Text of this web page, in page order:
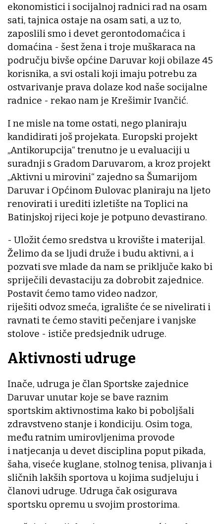
ekonomistici i socijalnoj radnici rad na osam
sati, tajnica ostaje na osam sati, a uz to,
zaposlili smo i devet gerontodomaćica i
domaćina - šest žena i troje muškaraca na
području bivše općine Daruvar koji obilaze 45
korisnika, a svi ostali koji imaju potrebu za
ostvarivanje prava dolaze kod naše socijalne
radnice - rekao nam je Krešimir Ivančić.
I ne misle na tome ostati, nego planiraju
kandidirati još projekata. Europski projekt
„Antikorupcija“ trenutno je u evaluaciji u
suradnji s Gradom Daruvarom, a kroz projekt
„Aktivni u mirovini“ zajedno sa Šumarijom
Daruvar i Općinom Đulovac planiraju na ljeto
renovirati i urediti izletište na Toplici na
Batinjskoj rijeci koje je potpuno devastirano.
- Uložit ćemo sredstva u krovište i materijal.
Želimo da se ljudi druže i budu aktivni, a i
pozvati sve mlade da nam se priključe kako bi
spriječili devastaciju za dobrobit zajednice.
Postavit ćemo tamo video nadzor,
riješiti odvoz smeća, igralište će se nivelirati i
ravnati te ćemo staviti pečenjare i vanjske
stolove - ističe predsjednik udruge.
Aktivnosti udruge
Inače, udruga je član Sportske zajednice
Daruvar unutar koje se bave raznim
sportskim aktivnostima kako bi poboljšali
zdravstveno stanje i kondiciju. Osim toga,
među ratnim umirovljenima provode
i natjecanja u devet disciplina poput pikada,
šaha, viseće kuglane, stolnog tenisa, plivanja i
sličnih lakših sportova u kojima sudjeluju i
članovi udruge. Udruga čak osigurava
sportsku opremu u svojim prostorima.